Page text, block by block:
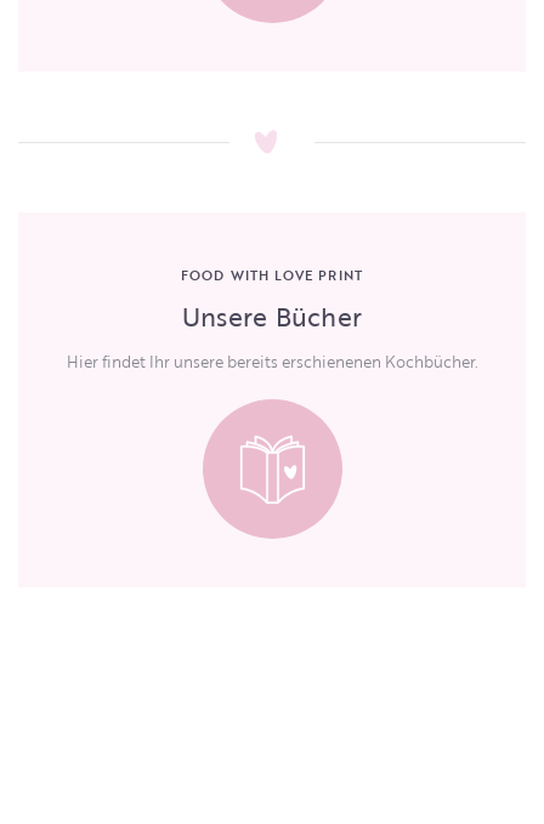
FOOD WITH LOVE PRINT
Unsere Bücher
Hier findet Ihr unsere bereits erschienenen Kochbücher.